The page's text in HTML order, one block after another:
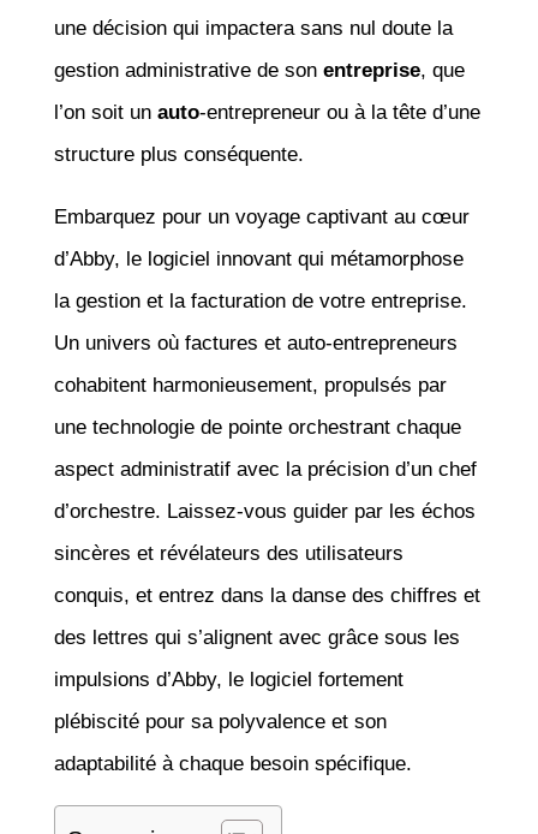
une décision qui impactera sans nul doute la
gestion administrative de son entreprise, que
l’on soit un auto-entrepreneur ou à la tête d’une
structure plus conséquente.
Embarquez pour un voyage captivant au cœur
d’Abby, le logiciel innovant qui métamorphose
la gestion et la facturation de votre entreprise.
Un univers où factures et auto-entrepreneurs
cohabitent harmonieusement, propulsés par
une technologie de pointe orchestrant chaque
aspect administratif avec la précision d’un chef
d’orchestre. Laissez-vous guider par les échos
sincères et révélateurs des utilisateurs
conquis, et entrez dans la danse des chiffres et
des lettres qui s’alignent avec grâce sous les
impulsions d’Abby, le logiciel fortement
plébiscité pour sa polyvalence et son
adaptabilité à chaque besoin spécifique.